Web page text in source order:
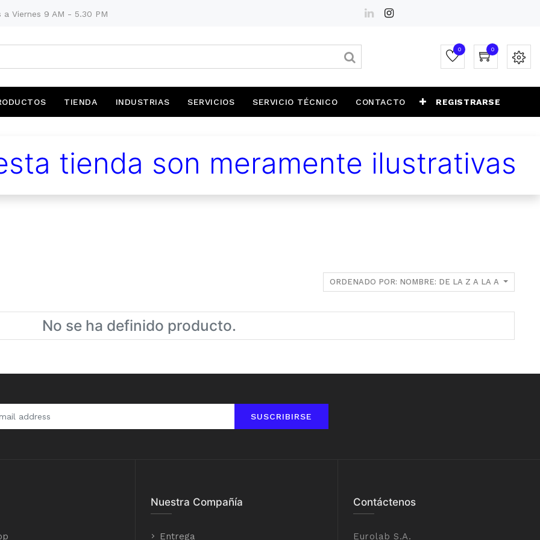
a Viernes 9 AM - 5.30 PM
0 0
TIENDA INDUSTRIAS SERVICIOS SERVICIO TÉCNICO CONTACTO REGISTRARSE
tienda son meramente ilustrativas
ORDENADO POR: NOMBRE: DE LA Z A LA A
No se ha definido producto.
SUSCRIBIRSE
Nuestra Compañía
Entrega
Contáctenos
Eurolab S.A.